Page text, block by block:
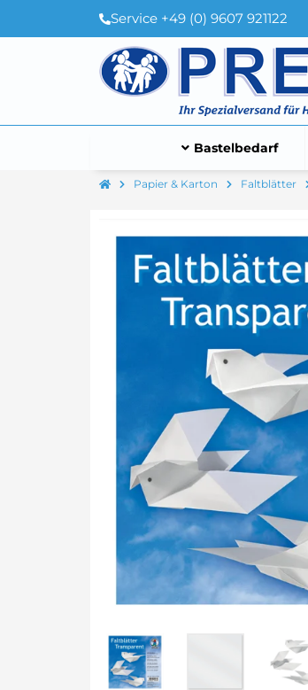
Service +49 (0) 9607 921122
Bastelbedarf
Papier & Karton Faltblätter